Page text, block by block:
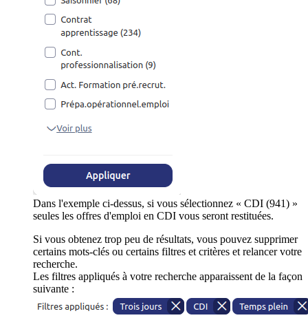
Dans l'exemple ci-dessus, si vous sélectionnez « CDI (941) »
seules les offres d'emploi en CDI vous seront restituées.
Si vous obtenez trop peu de résultats, vous pouvez supprimer
certains mots-clés ou certains filtres et critères et relancer votre
recherche.
Les filtres appliqués à votre recherche apparaissent de la façon
suivante :